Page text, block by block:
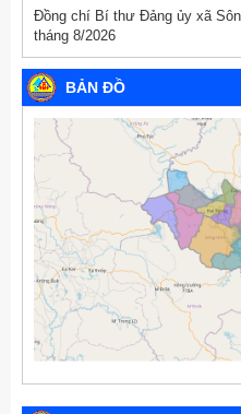
Đồng chí Bí thư Đảng ủy xã
tháng 8/2026
BẢN ĐỒ